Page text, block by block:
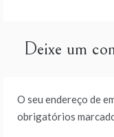
Deixe um
O seu endereço de
obrigatórios